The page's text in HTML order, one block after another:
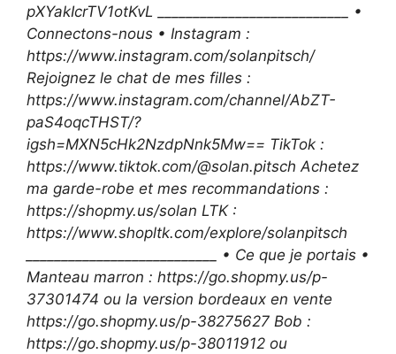
pXYakIcrTV1otKvL ___________________________ •
Connectons-nous • Instagram :
https://www.instagram.com/solanpitsch/
Rejoignez le chat de mes filles :
https://www.instagram.com/channel/AbZT-
paS4oqcTHST/?
igsh=MXN5cHk2NzdpNnk5Mw== TikTok :
https://www.tiktok.com/@solan.pitsch Achetez
ma garde-robe et mes recommandations :
https://shopmy.us/solan LTK :
https://www.shopltk.com/explore/solanpitsch
___________________________ • Ce que je portais •
Manteau marron : https://go.shopmy.us/p-
37301474 ou la version bordeaux en vente
https://go.shopmy.us/p-38275627 Bob :
https://go.shopmy.us/p-38011912 ou